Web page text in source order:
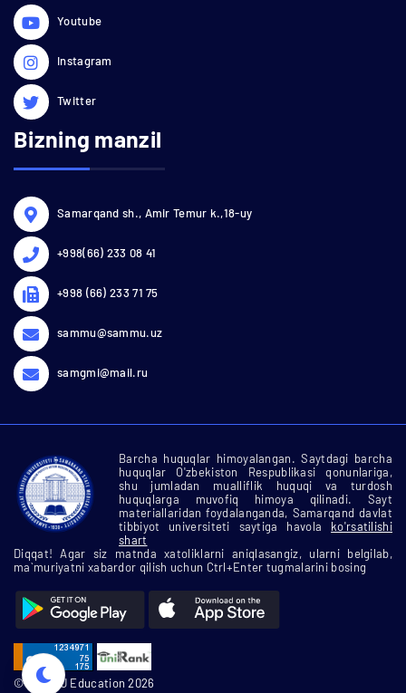
Youtube
Instagram
Twitter
Bizning manzil
Samarqand sh., Amir Temur k.,18-uy
+998(66) 233 08 41
+998 (66) 233 71 75
sammu@sammu.uz
samgmi@mail.ru
Barcha huquqlar himoyalangan. Saytdagi barcha
huquqlar O'zbekiston Respublikasi qonunlariga,
shu jumladan mualliflik huquqi va turdosh
huquqlarga muvofiq himoya qilinadi. Sayt
materiallaridan foydalanganda, Samarqand davlat
tibbiyot universiteti saytiga havola ko'rsatilishi
shart
Diqqat! Agar siz matnda xatoliklarni aniqlasangiz, ularni belgilab,
ma`muriyatni xabardor qilish uchun Ctrl+Enter tugmalarini bosing
© SamMU Education 2026